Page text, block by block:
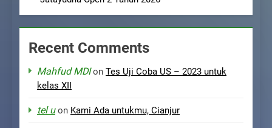
Recent Comments
Mahfud MDIon Tes Uji Coba US – 2023 untuk
kelas XII
tel uon Kami Ada untukmu, Cianjur